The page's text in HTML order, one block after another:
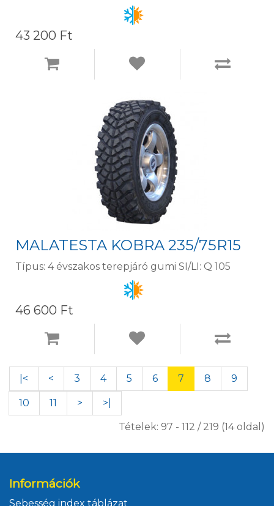
43 200 Ft
MALATESTA KOBRA 235/75R15
Típus: 4 évszakos terepjáró gumi SI/LI: Q 105
46 600 Ft
|< < 3 4 5 6 7 8 9
10 11 > >|
Tételek: 97 - 112 / 219 (14 oldal)
Információk
Sebesség index táblázat